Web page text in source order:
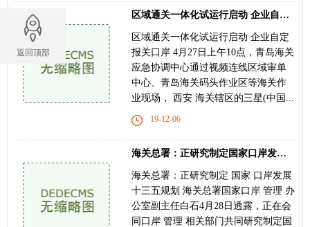
区域通关一体化试运行启动 企业自定报关口岸
区域通关一体化试运行启动 企业自定
报关口岸 4月27日上午10点，青岛海关
应急协调中心通过视频连线区域审单
中心、青岛海关码头作业区等海关作
业现场， 西安 海关辖区的三星(中国...
19-12-06
海关总署：正研究制定国家口岸发展“十三五”
海关总署：正研究制定 国家 口岸发展
十三五规划 海关总署国家口岸 管理 办
公室副主任白石4月28日透露，正在会
同口岸 管理 相关部门共同研究制定国
返回顶部